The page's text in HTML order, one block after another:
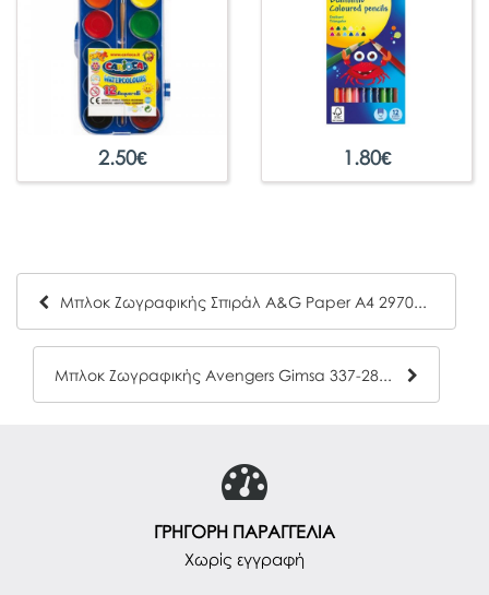
2.50€ 1.80€
Μπλοκ Ζωγραφικής Σπιράλ A&G Paper Α4 29705 (80Φ).
Μπλοκ Ζωγραφικής Avengers Gimsa 337-28416
ΓΡΗΓΟΡΗ ΠΑΡΑΓΓΕΛΙΑ
Χωρίς εγγραφή